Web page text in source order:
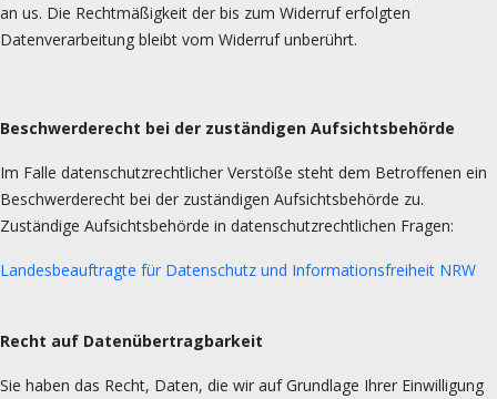
an us. Die Rechtmäßigkeit der bis zum Widerruf erfolgten
Datenverarbeitung bleibt vom Widerruf unberührt.
Beschwerderecht bei der zuständigen Aufsichtsbehörde
Im Falle datenschutzrechtlicher Verstöße steht dem Betroffenen ein
Beschwerderecht bei der zuständigen Aufsichtsbehörde zu.
Zuständige Aufsichtsbehörde in datenschutzrechtlichen Fragen:
Landesbeauftragte für Datenschutz und Informationsfreiheit NRW
Recht auf Datenübertragbarkeit
Sie haben das Recht, Daten, die wir auf Grundlage Ihrer Einwilligung